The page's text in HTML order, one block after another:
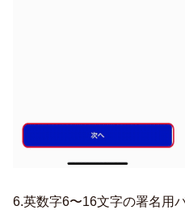
6.英数字6〜16文字の署名用